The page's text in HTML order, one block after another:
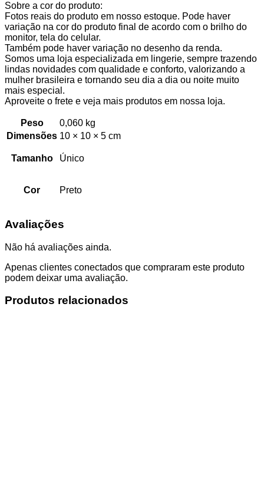
Sobre a cor do produto:
Fotos reais do produto em nosso estoque. Pode haver
variação na cor do produto final de acordo com o brilho do
monitor, tela do celular.
Também pode haver variação no desenho da renda.
Somos uma loja especializada em lingerie, sempre trazendo
lindas novidades com qualidade e conforto, valorizando a
mulher brasileira e tornando seu dia a dia ou noite muito
mais especial.
Aproveite o frete e veja mais produtos em nossa loja.
Peso
0,060 kg
Dimensões 10 × 10 × 5 cm
Tamanho Único
Cor Preto
Avaliações
Não há avaliações ainda.
Apenas clientes conectados que compraram este produto
podem deixar uma avaliação.
Produtos relacionados